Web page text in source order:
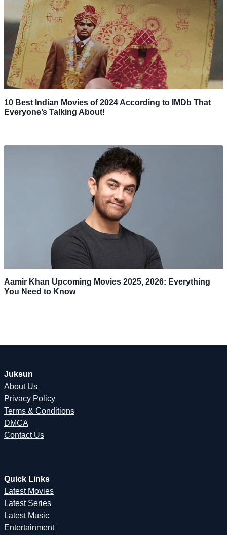
10 Best Indian Movies of 2024 According to IMDb That
Everyone’s Talking About!
Aamir Khan Upcoming Movies 2025, 2026: Everything
You Need to Know
Juksun
About Us
Privacy Policy
Terms & Conditions
DMCA
Contact Us
Quick Links
Latest Movies
Latest Series
Latest Music
Entertainment